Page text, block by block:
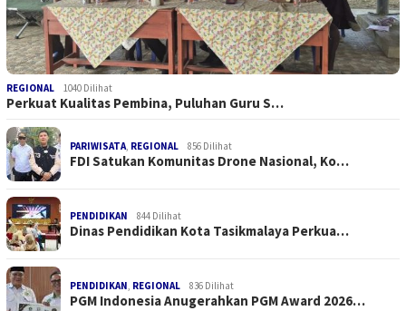
REGIONAL 1040 Dilihat
Perkuat Kualitas Pembina, Puluhan Guru S…
PARIWISATA, REGIONAL 856 Dilihat
FDI Satukan Komunitas Drone Nasional, Ko…
PENDIDIKAN 844 Dilihat
Dinas Pendidikan Kota Tasikmalaya Perkua…
PENDIDIKAN, REGIONAL 836 Dilihat
PGM Indonesia Anugerahkan PGM Award 2026…